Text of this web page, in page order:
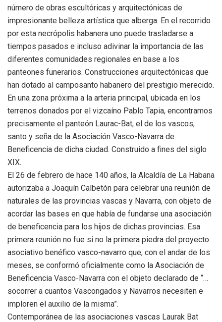
número de obras escultóricas y arquitectónicas de
impresionante belleza artística que alberga. En el recorrido
por esta necrópolis habanera uno puede trasladarse a
tiempos pasados e incluso adivinar la importancia de las
diferentes comunidades regionales en base a los
panteones funerarios. Construcciones arquitectónicas que
han dotado al camposanto habanero del prestigio merecido.
En una zona próxima a la arteria principal, ubicada en los
terrenos donados por el vizcaíno Pablo Tapia, encontramos
precisamente el panteón Laurac-Bat, el de los vascos,
santo y seña de la Asociación Vasco-Navarra de
Beneficencia de dicha ciudad. Construido a fines del siglo
XIX.
El 26 de febrero de hace 140 años, la Alcaldía de La Habana
autorizaba a Joaquín Calbetón para celebrar una reunión de
naturales de las provincias vascas y Navarra, con objeto de
acordar las bases en que había de fundarse una asociación
de beneficencia para los hijos de dichas provincias. Esa
primera reunión no fue si no la primera piedra del proyecto
asociativo benéfico vasco-navarro que, con el andar de los
meses, se conformó oficialmente como la Asociación de
Beneficencia Vasco-Navarra con el objeto declarado de “…
socorrer a cuantos Vascongados y Navarros necesiten e
imploren el auxilio de la misma”.
Contemporánea de las asociaciones vascas Laurak Bat